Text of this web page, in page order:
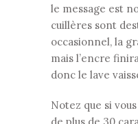
le message est
cuillères sont
occasionnel, la
mais l’encre
donc le lave
Notez que si